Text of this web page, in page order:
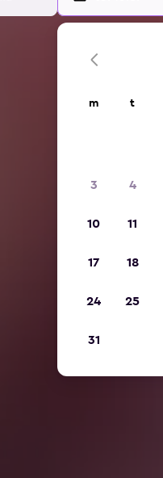
m t
3 4
10 11
17 18
24 25
31